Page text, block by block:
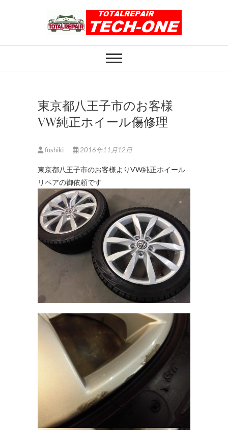
ホイール修理のト
ータルリペアテッ
クワン
東京都八王子市のお客様
VW純正ホイール傷修理
fushiki 2016年11月12日
東京都八王子市のお客様よりVW純正ホイール
リペアの御依頼です